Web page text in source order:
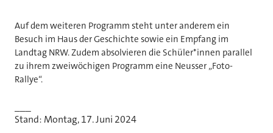
Auf dem weiteren Programm steht unter anderem ein
Besuch im Haus der Geschichte sowie ein Empfang im
Landtag NRW. Zudem absolvieren die Schüler*innen parallel
zu ihrem zweiwöchigen Programm eine Neusser „Foto-
Rallye“.
Stand: Montag, 17. Juni 2024